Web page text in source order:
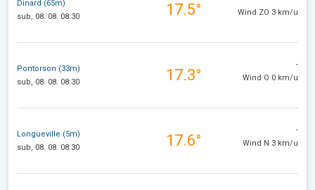
Dinard (65m)
sub, 08. 08. 08:30
17.5°
Wind ZO 3 km/u
Pontorson (33m)
sub, 08. 08. 08:30
17.3°
-
Wind O 0 km/u
Longueville (5m)
sub, 08. 08. 08:30
17.6°
-
Wind N 3 km/u